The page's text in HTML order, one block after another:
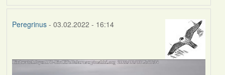
Peregrinus- 03.02.2022 - 16:14